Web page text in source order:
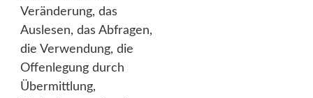
Veränderung, das
Auslesen, das Abfragen,
die Verwendung, die
Offenlegung durch
Übermittlung,